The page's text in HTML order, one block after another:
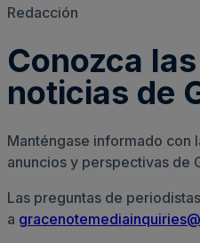
Redacción
Conozca
noticias de
Manténgase informado con
anuncios y perspectivas de
Las preguntas de
a